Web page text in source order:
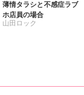
薄情タラシと不感症ラブ
ホ店員の場合
山田ロック